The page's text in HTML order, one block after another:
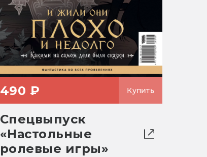
490 ₽ Купить
Спецвыпуск
«Настольные
ролевые игры»